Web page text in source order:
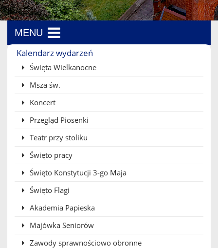
MENU
Menu boczne
Kalendarz wydarzeń
Święta Wielkanocne
Msza św.
Koncert
Przegląd Piosenki
Teatr przy stoliku
Święto pracy
Święto Konstytucji 3-go Maja
Święto Flagi
Akademia Papieska
Majówka Seniorów
Zawody sprawnościowo obronne